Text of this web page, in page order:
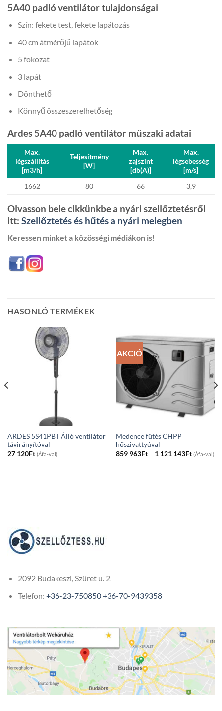
5A40 padló ventilátor tulajdonságai
Szín: fekete test, fekete lapátozás
40 cm átmérőjű lapátok
5 fokozat
3 lapát
Dönthető
Könnyű összeszerelhetőség
Ardes 5A40 padló ventilátor műszaki adatai
Max.
légszállítás
[m3/h]
Teljesítmény
[W]
Max.
zajszint
[db(A)]
Max.
légsebesség
[m/s]
1662
80 66 3,9
Olvasson bele cikkünkbe a nyári szellőztetésről
itt: Szellőztetés és hűtés a nyári melegben
Keressen minket a közösségi médiákon is!
HASONLÓ TERMÉKEK
ARDES 5S41PBT Álló ventilátor
távirányítóval
27 120Ft (Áfa-val)
AKCIÓ
Medence fűtés CHPP
hőszivattyúval
859 963Ft – 1 121 143FtPrice
range:
(Áfa-val)
2092 Budakeszi, Szüret u. 2.
Telefon: +36-23-750850+36-70-9439358